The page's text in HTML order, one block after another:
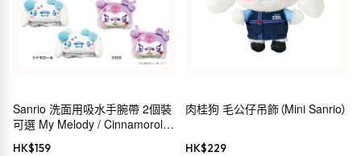
Sanrio 洗面用吸水手腕帶 2個裝
可選 My Melody / Cinnamoroll /
Kuromi
HK$159
肉桂狗 毛公仔吊飾（Mini Sanrio）
HK$229